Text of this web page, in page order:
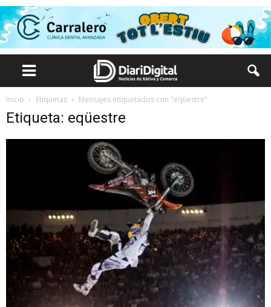
Inicio Etiquetas Mensajes etiquetados con "eqüestre"
Etiqueta: eqüestre